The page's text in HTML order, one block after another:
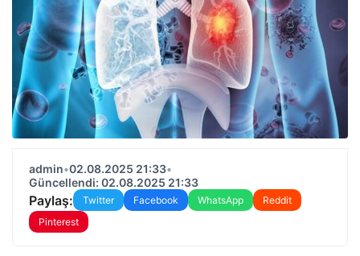
admin•02.08.2025 21:33•
Güncellendi: 02.08.2025 21:33
Paylaş: Twitter Facebook WhatsApp
Reddit
Pinterest